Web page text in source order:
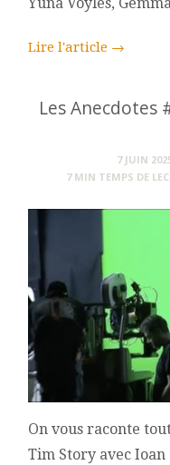
Yuna Voyles,
Lire l'article →
Les Anecdotes
7 JUIN
7 MIN TEMPS DE
On vous raconte
Tim Story avec Ioan